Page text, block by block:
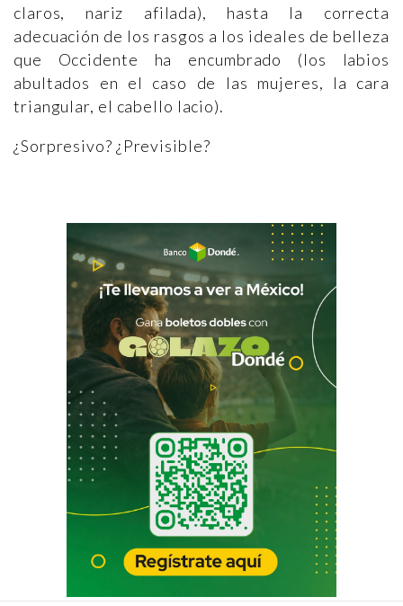
claros, nariz afilada), hasta la correcta
adecuación de los rasgos a los ideales de belleza
que Occidente ha encumbrado (los labios
abultados en el caso de las mujeres, la cara
triangular, el cabello lacio).
¿Sorpresivo? ¿Previsible?